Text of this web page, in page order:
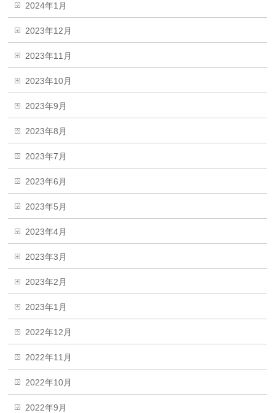
2024年1月
2023年12月
2023年11月
2023年10月
2023年9月
2023年8月
2023年7月
2023年6月
2023年5月
2023年4月
2023年3月
2023年2月
2023年1月
2022年12月
2022年11月
2022年10月
2022年9月